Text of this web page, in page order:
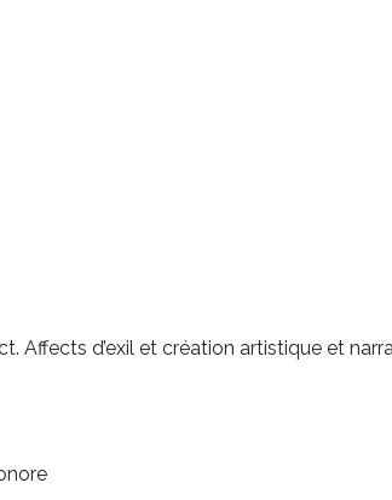
Affects d’exil et création artistique et